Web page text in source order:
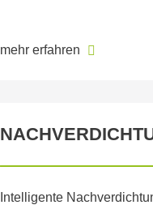
mehr erfahren
Intelligente